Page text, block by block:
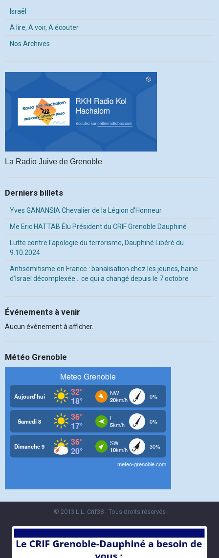
Israël
A lire, A voir, A écouter
Nos Archives
La Radio Juive de Grenoble
Derniers billets
Yves GANANSIA Chevalier de la Légion d'Honneur
Me Eric HATTAB Élu Président du CRIF Grenoble Dauphiné
Lutte contre l'apologie du terrorisme, Dauphiné Libéré du
9.10.2024
Antisémitisme en France : banalisation chez les jeunes, haine
d’Israël décomplexée… ce qui a changé depuis le 7 octobre
Événements à venir
Aucun évènement à afficher.
Météo Grenoble
© 2013 L.L. Crif38 - Tous droits réservés